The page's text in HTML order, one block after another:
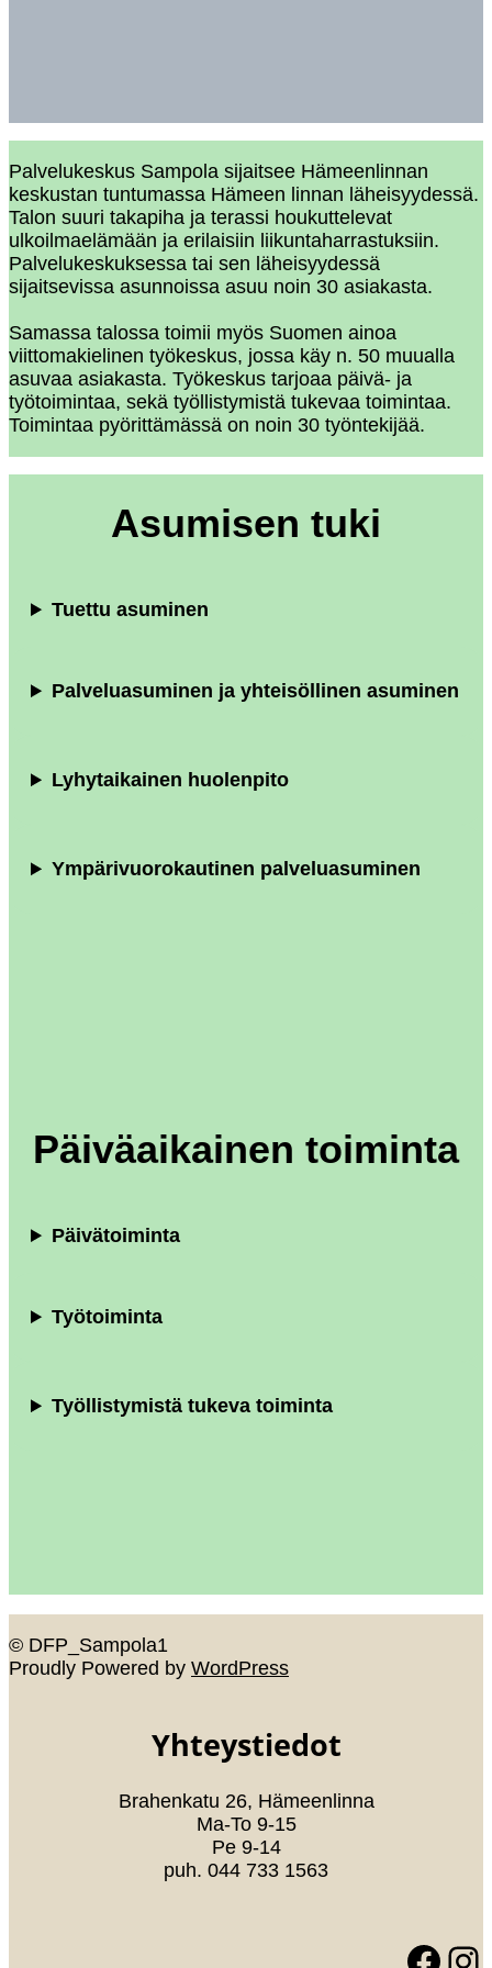
Palvelukeskus Sampola sijaitsee Hämeenlinnan
keskustan tuntumassa Hämeen linnan läheisyydessä.
Talon suuri takapiha ja terassi houkuttelevat
ulkoilmaelämään ja erilaisiin liikuntaharrastuksiin.
Palvelukeskuksessa tai sen läheisyydessä
sijaitsevissa asunnoissa asuu noin 30 asiakasta.
Samassa talossa toimii myös Suomen ainoa
viittomakielinen työkeskus, jossa käy n. 50 muualla
asuvaa asiakasta. Työkeskus tarjoaa päivä- ja
työtoimintaa, sekä työllistymistä tukevaa toimintaa.
Toimintaa pyörittämässä on noin 30 työntekijää.
Asumisen tuki
Tuettu asuminen
Palveluasuminen ja yhteisöllinen asuminen
Lyhytaikainen huolenpito
Ympärivuorokautinen palveluasuminen
Päiväaikainen toiminta
Päivätoiminta
Työtoiminta
Työllistymistä tukeva toiminta
© DFP_Sampola1
Proudly Powered by WordPress
Yhteystiedot
Brahenkatu 26, Hämeenlinna
Ma-To 9-15
Pe 9-14
puh. 044 733 1563